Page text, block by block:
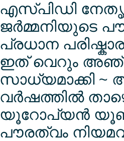
എസ്പിഡി
ജര്‍മ്മനിയുടെ
പ്രധാന
ഇത് വെറും
സാധ്യമാക്കി
വര്‍ഷത്തില്‍
യൂറോപ്യന്‍
പൗരത്വം